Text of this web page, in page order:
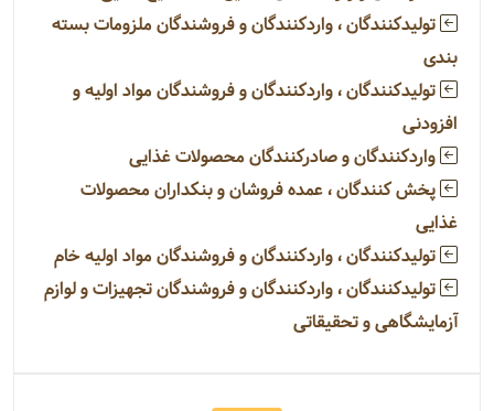
تولیدکنندگان ، واردکنندگان و فروشندگان ملزومات بسته
بندی
تولیدکنندگان ، واردکنندگان و فروشندگان مواد اولیه و
افزودنی
واردکنندگان و صادرکنندگان محصولات غذایی
پخش کنندگان ، عمده فروشان و بنکداران محصولات
غذایی
تولیدکنندگان ، واردکنندگان و فروشندگان مواد اولیه خام
تولیدکنندگان ، واردکنندگان و فروشندگان تجهیزات و لوازم
آزمایشگاهی و تحقیقاتی